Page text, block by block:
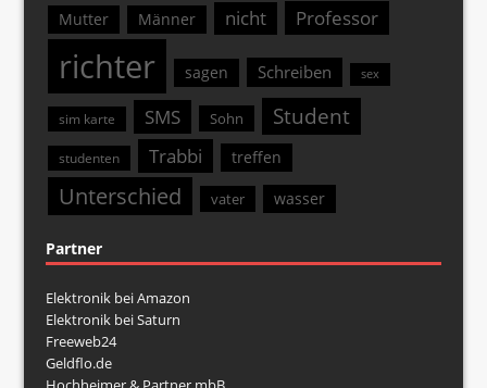
Mutter Männer nicht Professor
richter sagen Schreiben sex
sim karte SMS Sohn Student
studenten Trabbi treffen
Unterschied vater wasser
Partner
Elektronik bei Amazon
Elektronik bei Saturn
Freeweb24
Geldflo.de